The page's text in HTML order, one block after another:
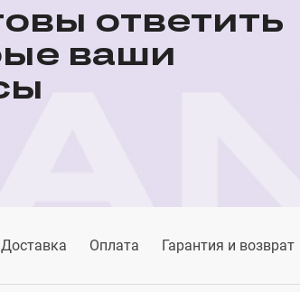
ответить
ваши
Доставка Оплата Гарантия и возврат